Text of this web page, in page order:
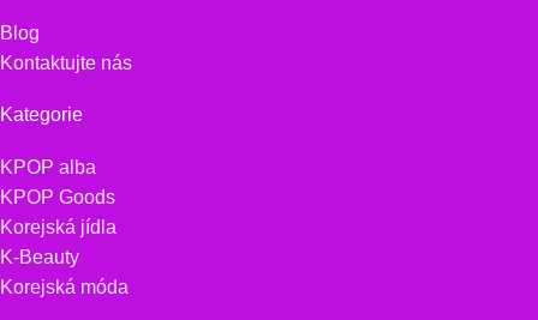
Blog
Kontaktujte nás
Kategorie
KPOP alba
KPOP Goods
Korejská jídla
K-Beauty
Korejská móda